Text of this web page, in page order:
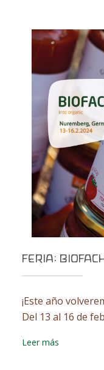
FERIA:
¡Este año
Del 13 al 16 de
Leer más